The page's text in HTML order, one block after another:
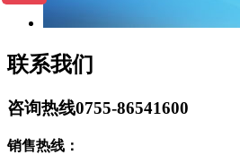
联系我们
咨询热线0755-86541600
销售热线：